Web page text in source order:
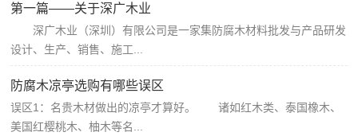
第一篇——关于深广木业
深广木业（深圳）有限公司是一家集防腐木材料批发与产品研发
设计、生产、销售、施工...
防腐木凉亭选购有哪些误区
误区1：名贵木材做出的凉亭才算好。 诸如红木类、泰国橡木、
美国红樱桃木、柚木等名...